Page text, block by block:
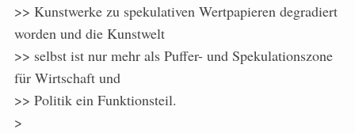
>> Kunstwerke zu spekulativen Wertpapieren degradiert
worden und die Kunstwelt
>> selbst ist nur mehr als Puffer- und Spekulationszone
für Wirtschaft und
>> Politik ein Funktionsteil.
>